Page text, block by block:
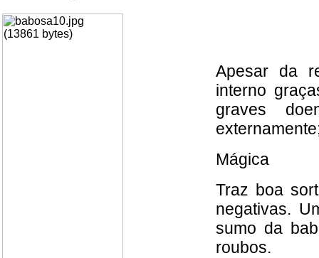
Apesar da
interno
graves
Mágica
Traz boa
negativas.
sumo da
roubos.